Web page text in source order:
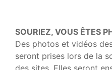
SOURIEZ, VOUS ÊTES
Des photos et vidéos
seront prises lors de la
des sites. Elles seront